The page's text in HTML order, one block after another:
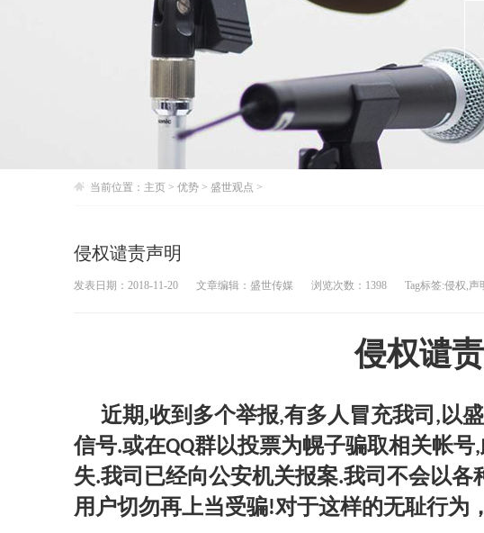
当前位置： 主页 > 优势 > 盛世观点 >
侵权谴责声明
发表日期：2018-11-20 文章编辑：盛世传媒 浏览次数：1398 Tag标签:侵权,
侵权谴
近期,收到多个举报,有多人冒充我司 , 以
信号.或在QQ群以投票为幌子骗取相关帐号,
失.我司已经向公安机关报案.我司不会以各
用户切勿再上当受骗!对于这样的无耻行为